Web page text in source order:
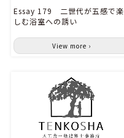
Essay 179 二世代が五感で楽
しむ浴室への誘い
View more ›